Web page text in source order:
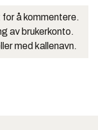
å kommentere.
av brukerkonto.
med kallenavn.